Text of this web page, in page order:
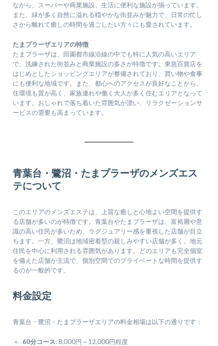
ながら、スーパーや商業施設、生活に便利な施設が揃っています。
また、緑が多く自然に溢れる穏やかな街並みが魅力で、日常の忙し
さから離れて癒しの時間を過ごしたい方々にも愛されています。
たまプラーザエリアの特徴
たまプラーザは、田園都市線沿線の中でも特に人気の高いエリア
で、洗練された街並みと商業施設の多さが特徴です。東急百貨店を
はじめとしたショッピングエリアが整備されており、買い物や食事
にも便利な地域です。また、都心へのアクセスが良好なことから、
住環境も質が高く、家族連れや働く大人が多く住むエリアとなって
います。おしゃれで落ち着いた雰囲気が漂い、リラクゼーションサ
ービスの需要も高まっています。
青葉台・鷺沼・たまプラーザのメンズエス
テについて
このエリアのメンズエステは、上質な癒しと心地よい空間を提供す
る店舗が多いのが特徴です。青葉台やたまプラーザは、富裕層や意
識の高い住民が多いため、ラグジュアリー感を重視した店舗が目立
ちます。一方、鷺沼は地域密着型の親しみやすい店舗が多く、地元
住民を中心に利用される雰囲気があります。どのエリアも完全個室
を備えた店舗が主流で、個別空間でのプライベートな時間を提供す
るのが一般的です。
料金設定
青葉台・鷺沼・たまプラーザエリアの料金相場は以下の通りです：
60分コース: 8,000円～12,000円程度